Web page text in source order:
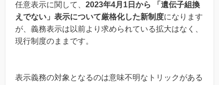
任意表示に関して、 2023年4月1日から 「遺伝子組換
えでない」表示について厳格化した新制度になります
が、義務表示は以前より求められている拡大はなく、
現行制度のままです。
表示義務の対象となるのは意味不明なトリックがある